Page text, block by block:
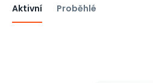
Aktivní Proběhlé